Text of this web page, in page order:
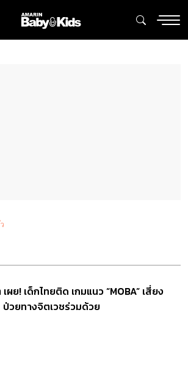
ย! เด็กไทยติด เกมแนว “MOBA” เสี่ยง
ป่วยทางจิตเวชร่วมด้วย